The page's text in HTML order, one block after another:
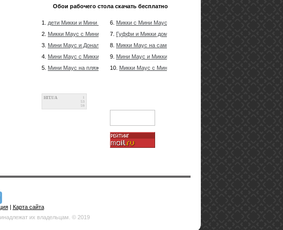
Обои рабочего стола скачать бесплатно
1. дети Микки и Мини Маус на пляже
2. Микки Маус с Мини Маус и Гуффи в фантазии
3. Мини Маус и Дональд Дак у камина
4. Мини Маус с Микки Маус в фантазии
5. Мини Маус на пляже
6. Микки с Мини Маус на острове
7.
Гуффи и Микки дома
8. Микки Маус на самолете с Мини Маус
9. Мини Маус и Микки Маус смотрят на звезды
10. Микки Маус с Мини Маус
HIT.UA
53
59
| Карта сайта
их владельцам. © 2019